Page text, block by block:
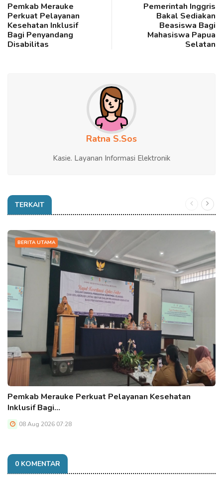
Pemkab Merauke
Perkuat Pelayanan
Kesehatan Inklusif
Bagi Penyandang
Disabilitas
Pemerintah Inggris
Bakal Sediakan
Beasiswa Bagi
Mahasiswa Papua
Selatan
Ratna S.Sos
Kasie. Layanan Informasi Elektronik
TERKAIT
BERITA UTAMA
Pemkab Merauke Perkuat Pelayanan Kesehatan
Inklusif Bagi…
08 Aug 2026 07:28
0 KOMENTAR